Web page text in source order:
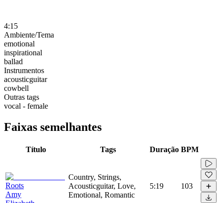
4:15
Ambiente/Tema
emotional
inspirational
ballad
Instrumentos
acousticguitar
cowbell
Outras tags
vocal - female
Faixas semelhantes
Título Tags Duração BPM
Roots
Amy
Country, Strings,
Acousticguitar, Love,
Emotional, Romantic
5:19 103